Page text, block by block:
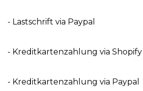
- Lastschrift via Paypal
- Kreditkartenzahlung via
- Kreditkartenzahlung via Paypal